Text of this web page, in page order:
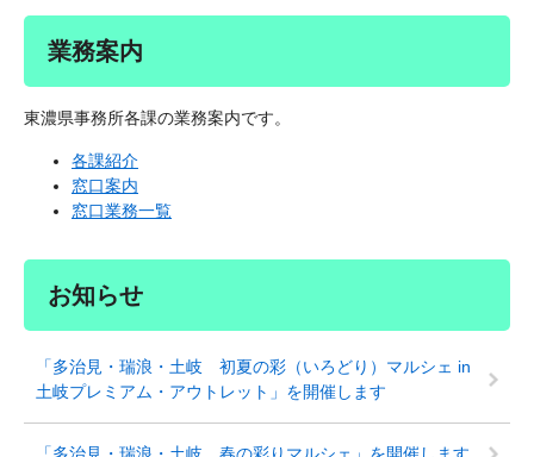
業務案内
東濃県事務所各課の業務案内です。
各課紹介
窓口案内
窓口業務一覧
お知らせ
「多治見・瑞浪・土岐 初夏の彩（いろどり）マルシェ in
土岐プレミアム・アウトレット」を開催します